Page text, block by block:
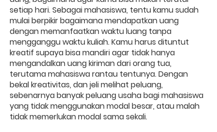
setiap hari. Sebagai mahasiswa, tentu kamu sudah
mulai berpikir bagaimana mendapatkan uang
dengan memanfaatkan waktu luang tanpa
mengganggu waktu kuliah. Kamu harus dituntut
kreatif supaya bisa mandiri agar tidak hanya
mengandalkan uang kiriman dari orang tua,
terutama mahasiswa rantau tentunya. Dengan
bekal kreativitas, dan jeli melihat peluang,
sebenarnya banyak peluang usaha bagi mahasiswa
yang tidak menggunakan modal besar, atau malah
tidak memerlukan modal sama sekali.